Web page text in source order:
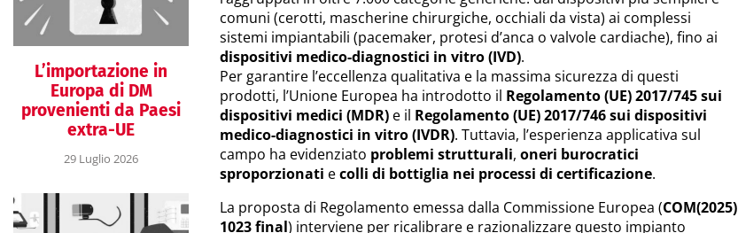
L’importazione in
Europa di DM
provenienti da Paesi
extra-UE
29 Luglio 2026
comuni (cerotti, mascherine chirurgiche, occhiali da vista) ai complessi
sistemi impiantabili (pacemaker, protesi d’anca o valvole cardiache), fino ai
dispositivi medico-diagnostici in vitro (IVD).
Per garantire l’eccellenza qualitativa e la massima sicurezza di questi
prodotti, l’Unione Europea ha introdotto il Regolamento (UE) 2017/745 sui
dispositivi medici (MDR) e il Regolamento (UE) 2017/746 sui dispositivi
medico-diagnostici in vitro (IVDR). Tuttavia, l’esperienza applicativa sul
campo ha evidenziato problemi strutturali, oneri burocratici
sproporzionati ecolli di bottiglia nei processi di certificazione.
La proposta di Regolamento emessa dalla Commissione Europea (COM(2025)
1023 final) interviene per ricalibrare e razionalizzare questo impianto